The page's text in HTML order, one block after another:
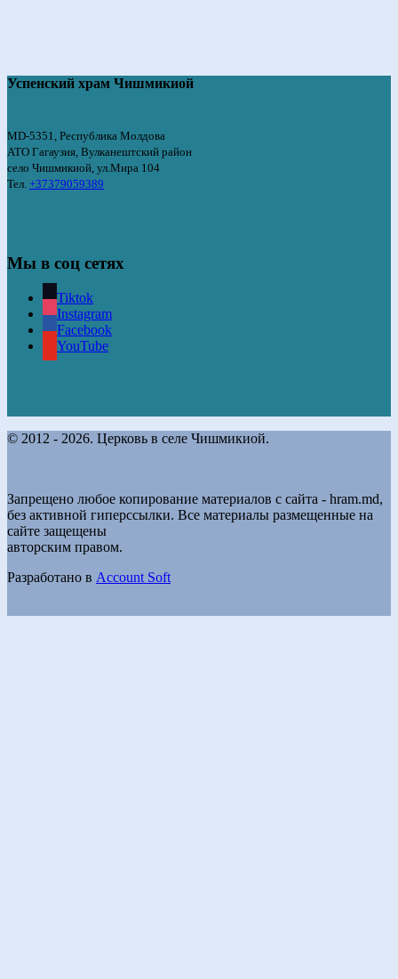
Успенский храм Чишмикиой
MD-5351, Республика Молдова
АТО Гагаузия, Вулканештский район
село Чишмикиой, ул.Мира 104
Тел. +37379059389
Мы в соц сетях
Tiktok
Instagram
Facebook
YouTube
© 2012 - 2026. Церковь в селе Чишмикиой.
Запрещено любое копирование материалов с сайта - hram.md,
без активной гиперссылки. Все материалы размещенные на
сайте защещены
авторским правом.
Разработано в Account Soft